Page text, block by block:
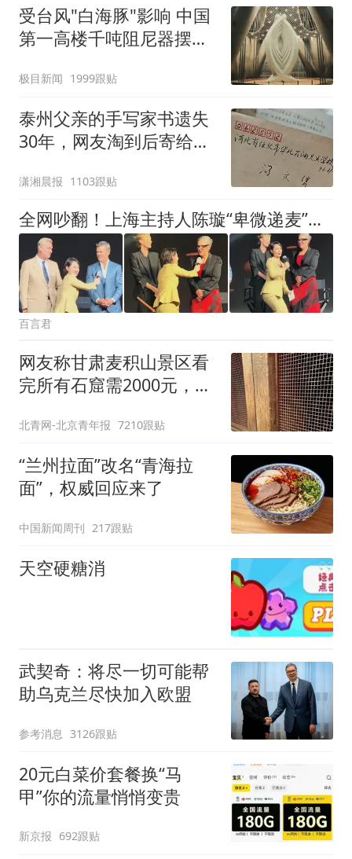
受台风"白海豚"影响 中国
第一高楼千吨阻尼器摆动
极目新闻 1999跟贴
泰州父亲的手写家书遗失
30年，网友淘到后寄给女
还在
潇湘晨报 1103跟贴
全网吵翻！上海主持人陈璇“卑微递麦”动作引争议，杨澜也被牵连
百言君
网友称甘肃麦积山景区看
完所有石窟需2000元，景
护，游客可按需买
北青网-北京青年报 7210跟贴
“兰州拉面”改名“青海拉
面”，权威回应来了
中国新闻周刊 217跟贴
天空硬糖消
武契奇：将尽一切可能帮
助乌克兰尽快加入欧盟
参考消息 3126跟贴
20元白菜价套餐换“马
甲”你的流量悄悄变贵
新京报 692跟贴